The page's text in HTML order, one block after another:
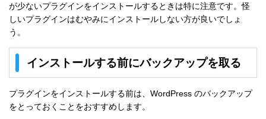
が少ないプラグインをインストールするときは特に注意です。怪
しいプラグインはむやみにインストールしない方が良いでしょ
う。
インストールする前にバックアップを取る
プラグインをインストールする前は、WordPress のバックアップ
をとっておくことをおすすめします。